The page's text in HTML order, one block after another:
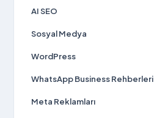
AI SEO
Sosyal Medya
WordPress
WhatsApp Business Rehberleri
Meta Reklamları